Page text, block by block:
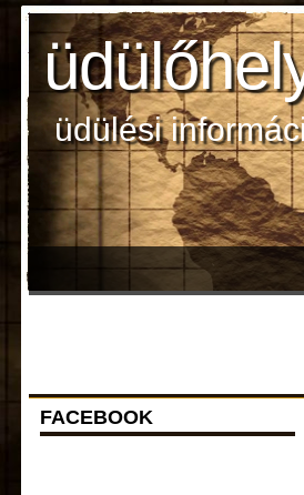
üdülési
FACEBOOK